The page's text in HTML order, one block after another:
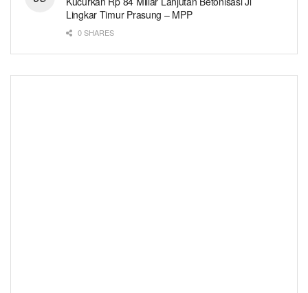
Lingkar Timur Prasung – MPP
0 SHARES